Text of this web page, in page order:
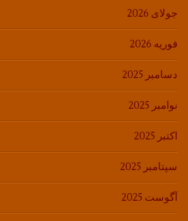
جولای 2026
فوریه 2026
دسامبر 2025
نوامبر 2025
اکتبر 2025
سپتامبر 2025
آگوست 2025